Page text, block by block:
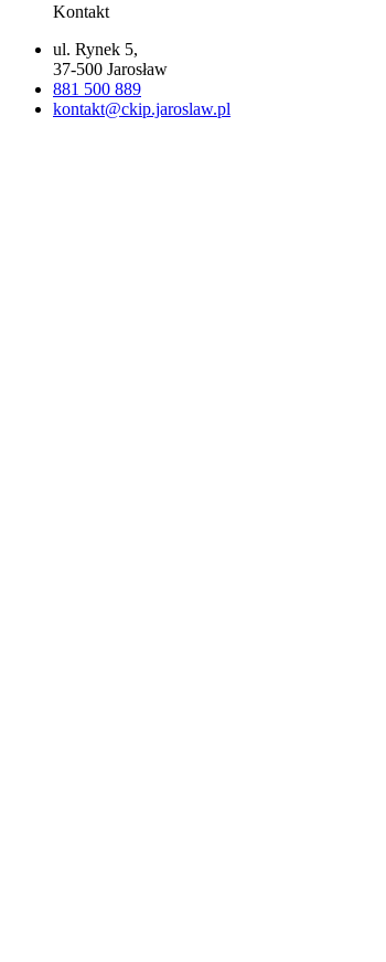
Kontakt
ul. Rynek 5,
37-500 Jarosław
881 500 889
kontakt@ckip.jaroslaw.pl